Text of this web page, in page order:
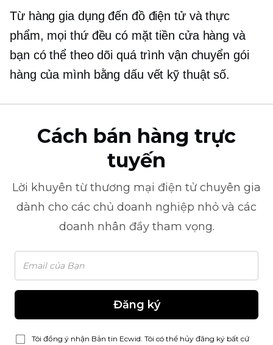
Từ hàng gia dụng đến đồ điện tử và thực
phẩm, mọi thứ đều có mặt tiền cửa hàng và
bạn có thể theo dõi quá trình vận chuyển gói
hàng của mình bằng dấu vết kỹ thuật số.
Cách bán hàng trực
tuyến
Lời khuyên từ thương mại điện tử chuyên gia
dành cho các chủ doanh nghiệp nhỏ và các
doanh nhân đầy tham vọng.
Đăng ký
Tôi đồng ý nhận Bản tin Ecwid. Tôi có thể hủy đăng ký bất cứ